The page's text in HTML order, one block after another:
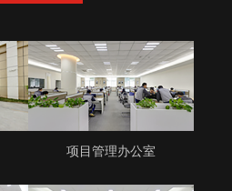
项目管理办公室